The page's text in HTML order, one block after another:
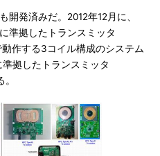
発済みだ。2012年12月に、
準拠したトランスミッタ
作する3コイル構成のシステム
拠したトランスミッタ